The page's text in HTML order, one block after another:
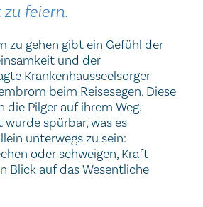
feiern.
zu gehen gibt ein Gefühl der
und der
Krankenhausseelsorger
beim Reisesegen. Diese
die Pilger auf ihrem Weg.
spürbar, was es
unterwegs zu sein:
oder schweigen, Kraft
Blick auf das Wesentliche